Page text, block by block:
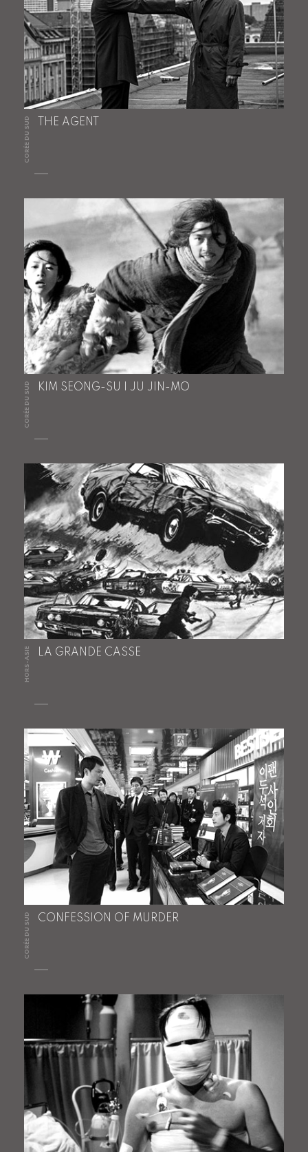
CORÉE DU SUD THE AGENT
CORÉE DU SUD KIM SEONG-SU | JU JIN-MO
HORS-ASIE LA GRANDE CASSE
CORÉE DU SUD CONFESSION OF MURDER